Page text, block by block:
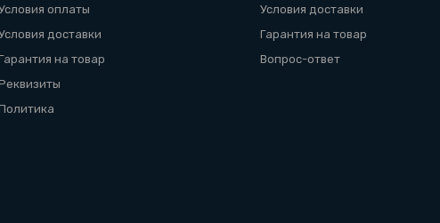
оплаты
доставки
на товар
Условия доставки
Гарантия на товар
Вопрос-ответ